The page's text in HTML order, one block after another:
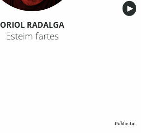
▶︎
ORIOL RADALGA
Esteim fartes
Publicitat